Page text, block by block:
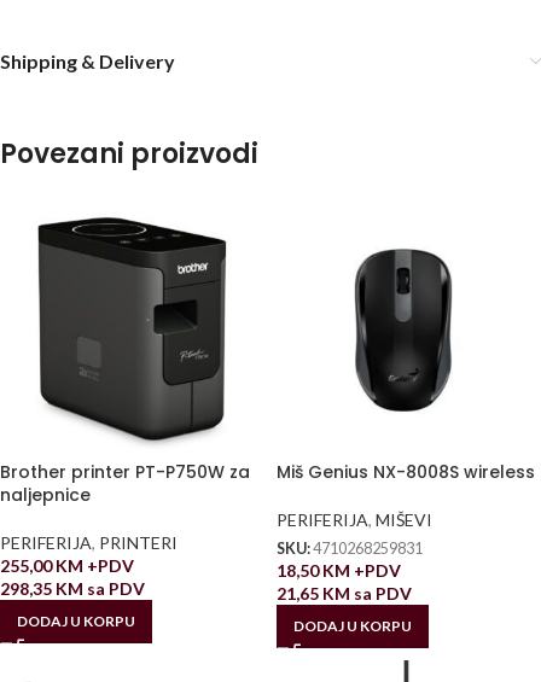
Shipping & Delivery
Povezani proizvodi
Brother printer PT-P750W za
naljepnice
PERIFERIJA, PRINTERI
255,00KM +PDV
298,35 KM sa PDV
DODAJ U KORPU
Miš Genius NX-8008S wireless
PERIFERIJA, MIŠEVI
SKU:4710268259831
18,50KM +PDV
21,65 KM sa PDV
DODAJ U KORPU